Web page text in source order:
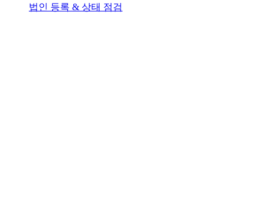
법인 등록 & 상태 점검